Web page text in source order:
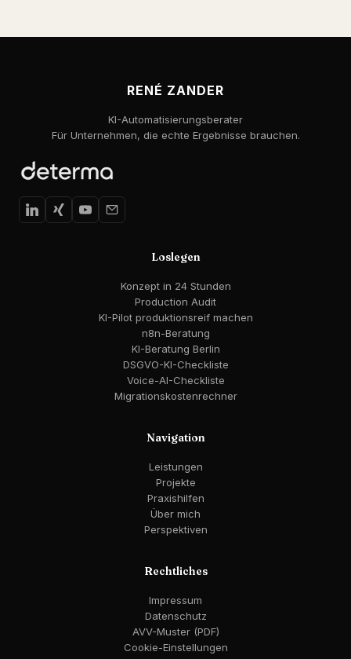
RENÉ ZANDER
KI-Automatisierungsberater
Für Unternehmen, die echte Ergebnisse brauchen.
Loslegen
Konzept in 24 Stunden
Production Audit
KI-Pilot produktionsreif machen
n8n-Beratung
KI-Beratung Berlin
DSGVO-KI-Checkliste
Voice-AI-Checkliste
Migrationskostenrechner
Navigation
Leistungen
Projekte
Praxishilfen
Über mich
Perspektiven
Rechtliches
Impressum
Datenschutz
AVV-Muster (PDF)
Cookie-Einstellungen